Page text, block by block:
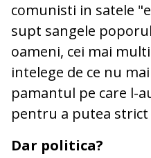
comunisti in satele
supt sangele
oameni, cei mai
intelege de ce nu
pamantul pe care l-
pentru a putea
Dar politica?